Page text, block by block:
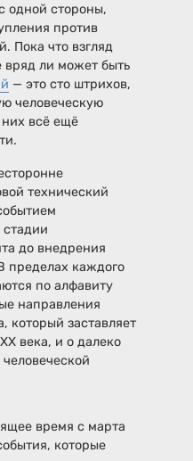
одной стороны,
против
Пока что взгляд
вряд ли может быть
— это сто штрихов,
человеческую
всё ещё
технический
до внедрения
пределах каждого
по алфавиту
направления
который заставляет
века, и о далеко
время с марта
которые